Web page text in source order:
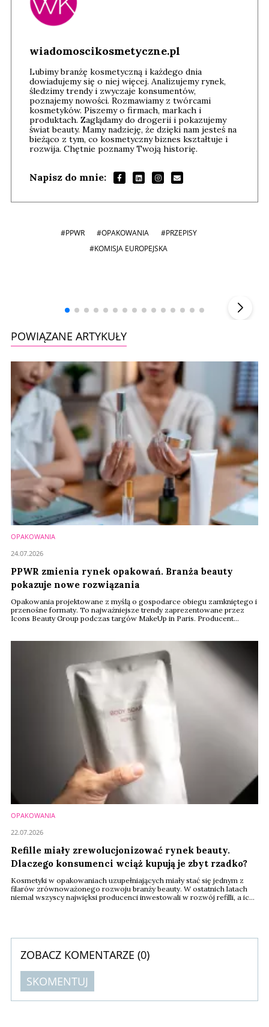
wiadomoscikosmetyczne.pl
Lubimy branżę kosmetyczną i każdego dnia
dowiadujemy się o niej więcej. Analizujemy rynek,
śledzimy trendy i zwyczaje konsumentów,
poznajemy nowości. Rozmawiamy z twórcami
kosmetyków. Piszemy o firmach, markach i
produktach. Zaglądamy do drogerii i pokazujemy
świat beauty. Mamy nadzieję, że dzięki nam jesteś na
bieżąco z tym, co kosmetyczny biznes kształtuje i
rozwija. Chętnie poznamy Twoją historię.
Napisz do mnie:
#PPWR #OPAKOWANIA
#PRZEPISY
#KOMISJA EUROPEJSKA
POWIĄZANE ARTYKUŁY
OPAKOWANIA
PPWR zmienia rynek opakowań. Branża beauty
pokazuje nowe rozwiązania
Opakowania projektowane z myślą o gospodarce obiegu zamkniętego i
przenośne formaty. To najważniejsze trendy zaprezentowane przez
Icons Beauty Group podczas targów MakeUp in Paris. Producent
w całej Unii Europejskiej.
24.07.2026
OPAKOWANIA
Refille miały zrewolucjonizować rynek beauty.
Dlaczego konsumenci wciąż kupują je zbyt rzadko?
Kosmetyki w opakowaniach uzupełniających miały stać się jednym z
filarów zrównoważonego rozwoju branży beauty. W ostatnich latach
niemal wszyscy najwięksi producenci inwestowali w rozwój refilli, a ich
22.07.2026
ZOBACZ KOMENTARZE (0)
SKOMENTUJ